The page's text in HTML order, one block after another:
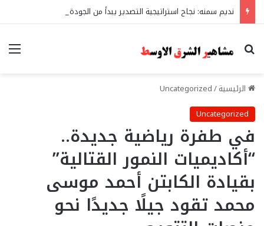
بحث عن
الرئيسية/
Uncategorized
Uncategorized
في طفرة رياضية جديدة..
“أكاديميات النمور القتالية”
بقيادة الكابتن أحمد موسى
محمد تقود جيلًا جديدًا نحو